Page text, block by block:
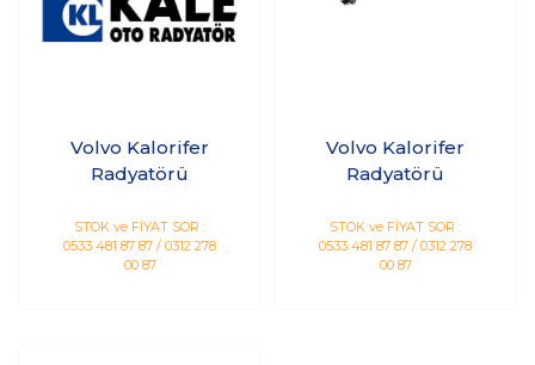
Volvo Kalorifer
Radyatörü
STOK ve FİYAT SOR :
0533 481 87 87 / 0312 278
00 87
Volvo Kalorifer
Radyatörü
STOK ve FİYAT SOR :
0533 481 87 87 / 0312 278
00 87